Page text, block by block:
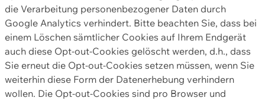
die Verarbeitung personenbezogener Daten durch
Google Analytics verhindert. Bitte beachten Sie, dass bei
einem Löschen sämtlicher Cookies auf Ihrem Endgerät
auch diese Opt-out-Cookies gelöscht werden, d.h., dass
Sie erneut die Opt-out-Cookies setzen müssen, wenn Sie
weiterhin diese Form der Datenerhebung verhindern
wollen. Die Opt-out-Cookies sind pro Browser und